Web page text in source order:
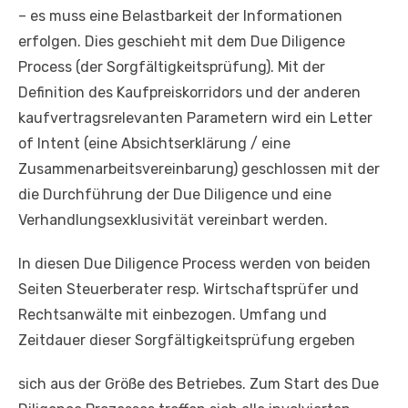
– es muss eine Belastbarkeit der Informationen
erfolgen. Dies geschieht mit dem Due Diligence
Process (der Sorgfältigkeitsprüfung). Mit der
Definition des Kaufpreiskorridors und der anderen
kaufvertragsrelevanten Parametern wird ein Letter
of Intent (eine Absichtserklärung / eine
Zusammenarbeitsvereinbarung) geschlossen mit der
die Durchführung der Due Diligence und eine
Verhandlungsexklusivität vereinbart werden.
In diesen Due Diligence Process werden von beiden
Seiten Steuerberater resp. Wirtschaftsprüfer und
Rechtsanwälte mit einbezogen. Umfang und
Zeitdauer dieser Sorgfältigkeitsprüfung ergeben
sich aus der Größe des Betriebes. Zum Start des Due